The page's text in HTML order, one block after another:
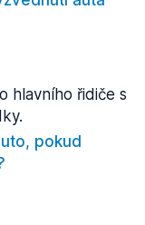
hlavního řidiče s
pokud